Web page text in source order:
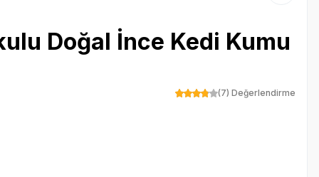
Doğal İnce Kedi Kumu
(7) Değerlendirme